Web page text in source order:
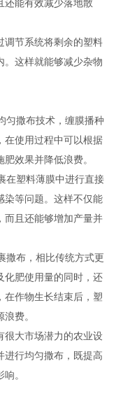
还能有效减少落地散
节系统将剩余的塑料
。这样就能够减少杂物
撒布技术，缠膜播种
在使用过程中可以根据
效果并降低浪费。
塑料薄膜中进行直接
染等问题。这样不仅能
而且还能够增加产量并
布，相比传统方式更
化肥使用量的同时，还
在作物生长结束后，塑
费。
大市场潜力的农业设
进行均匀撒布，既提高
。